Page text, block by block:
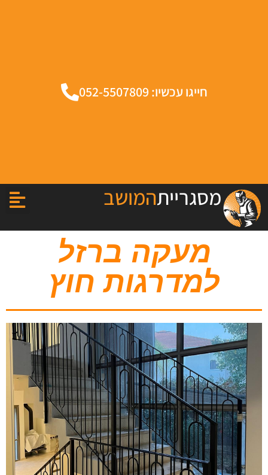
חייגו עכשיו: 052-5507809
מסגרייתהמושב
מעקה ברזל
למדרגות חוץ